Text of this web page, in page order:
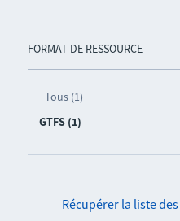
FORMAT DE RESSOURCE
Tous (1)
GTFS (1)
Récupérer la liste